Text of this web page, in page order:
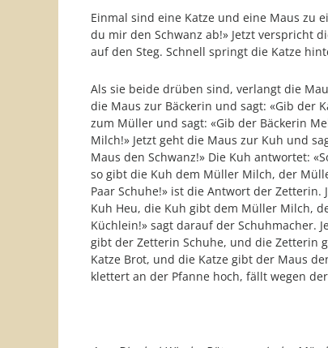
Einmal sind eine Katze und eine Maus zu
du mir den Schwanz ab!» Jetzt verspricht
auf den Steg. Schnell springt die Katze
Als sie beide drüben sind, verlangt die
die Maus zur Bäckerin und sagt: «Gib der
zum Müller und sagt: «Gib der Bäckerin
Milch!» Jetzt geht die Maus zur Kuh und
Maus den Schwanz!» Die Kuh antwortet:
so gibt die Kuh dem Müller Milch, der
Paar Schuhe!» ist die Antwort der
Kuh Heu, die Kuh gibt dem Müller Milch,
Küchlein!» sagt darauf der Schuhmacher.
gibt der Zetterin Schuhe, und die Zetterin
Katze Brot, und die Katze gibt der Maus
klettert an der Pfanne hoch, fällt wegen